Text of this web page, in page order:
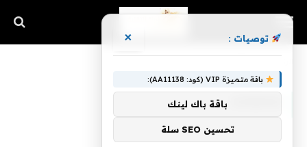
توصيات : ×
باقة متميزة VIP (كود: AA11138):
باقة باك لينك
تحسين SEO سلة